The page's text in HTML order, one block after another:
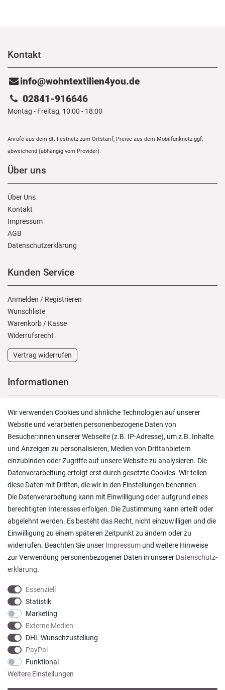
Kontakt
info@wohntextilien4you.de
02841-916646
Montag - Freitag, 10:00 - 18:00
Anrufe aus dem dt. Festnetz zum Ortstarif, Preise aus dem Mobilfunknetz ggf.
abweichend (abhängig vom Provider).
Über uns
Über Uns
Kontakt
Impressum
AGB
Daten­schutz­erklärung
Kunden Service
Anmelden / Registrieren
Wunschliste
Warenkorb / Kasse
Widerrufs­recht
Vertrag widerrufen
Informationen
Versand und Zahlung
Rücksendungen
Lieferung in die Schweiz
Pflegesymbole
Lagerverkauf
Ratgeber & News
Ein einfach toller Service - prompte Lieferung und
sogar mit Pflegehinweis!
Datum der Veröffentlichung: 05.08.2026
Datum der Kauferfahrung: 29.07.2026
922 Bewertungen
Wir verwenden Cookies und ähnliche Technologien auf unserer
Website und verarbeiten personenbezogene Daten von
Besucher:innen unserer Webseite (z.B. IP-Adresse), um z.B. Inhalte
und Anzeigen zu personalisieren, Medien von Drittanbietern
einzubinden oder Zugriffe auf unsere Website zu analysieren. Die
Datenverarbeitung erfolgt erst durch gesetzte Cookies. Wir teilen
diese Daten mit Dritten, die wir in den Einstellungen benennen.
Die Datenverarbeitung kann mit Einwilligung oder aufgrund eines
berechtigten Interesses erfolgen. Die Zustimmung kann erteilt oder
abgelehnt werden. Es besteht das Recht, nicht einzuwilligen und die
Einwilligung zu einem späteren Zeitpunkt zu ändern oder zu
widerrufen. Beachten Sie unser Impressum und weitere Hinweise
zur Verwendung personenbezogener Daten in unserer Daten­schutz­
erklärung.
Essenziell
Statistik
Marketing
Externe Medien
DHL Wunschzustellung
PayPal
Funktional
Weitere Einstellungen